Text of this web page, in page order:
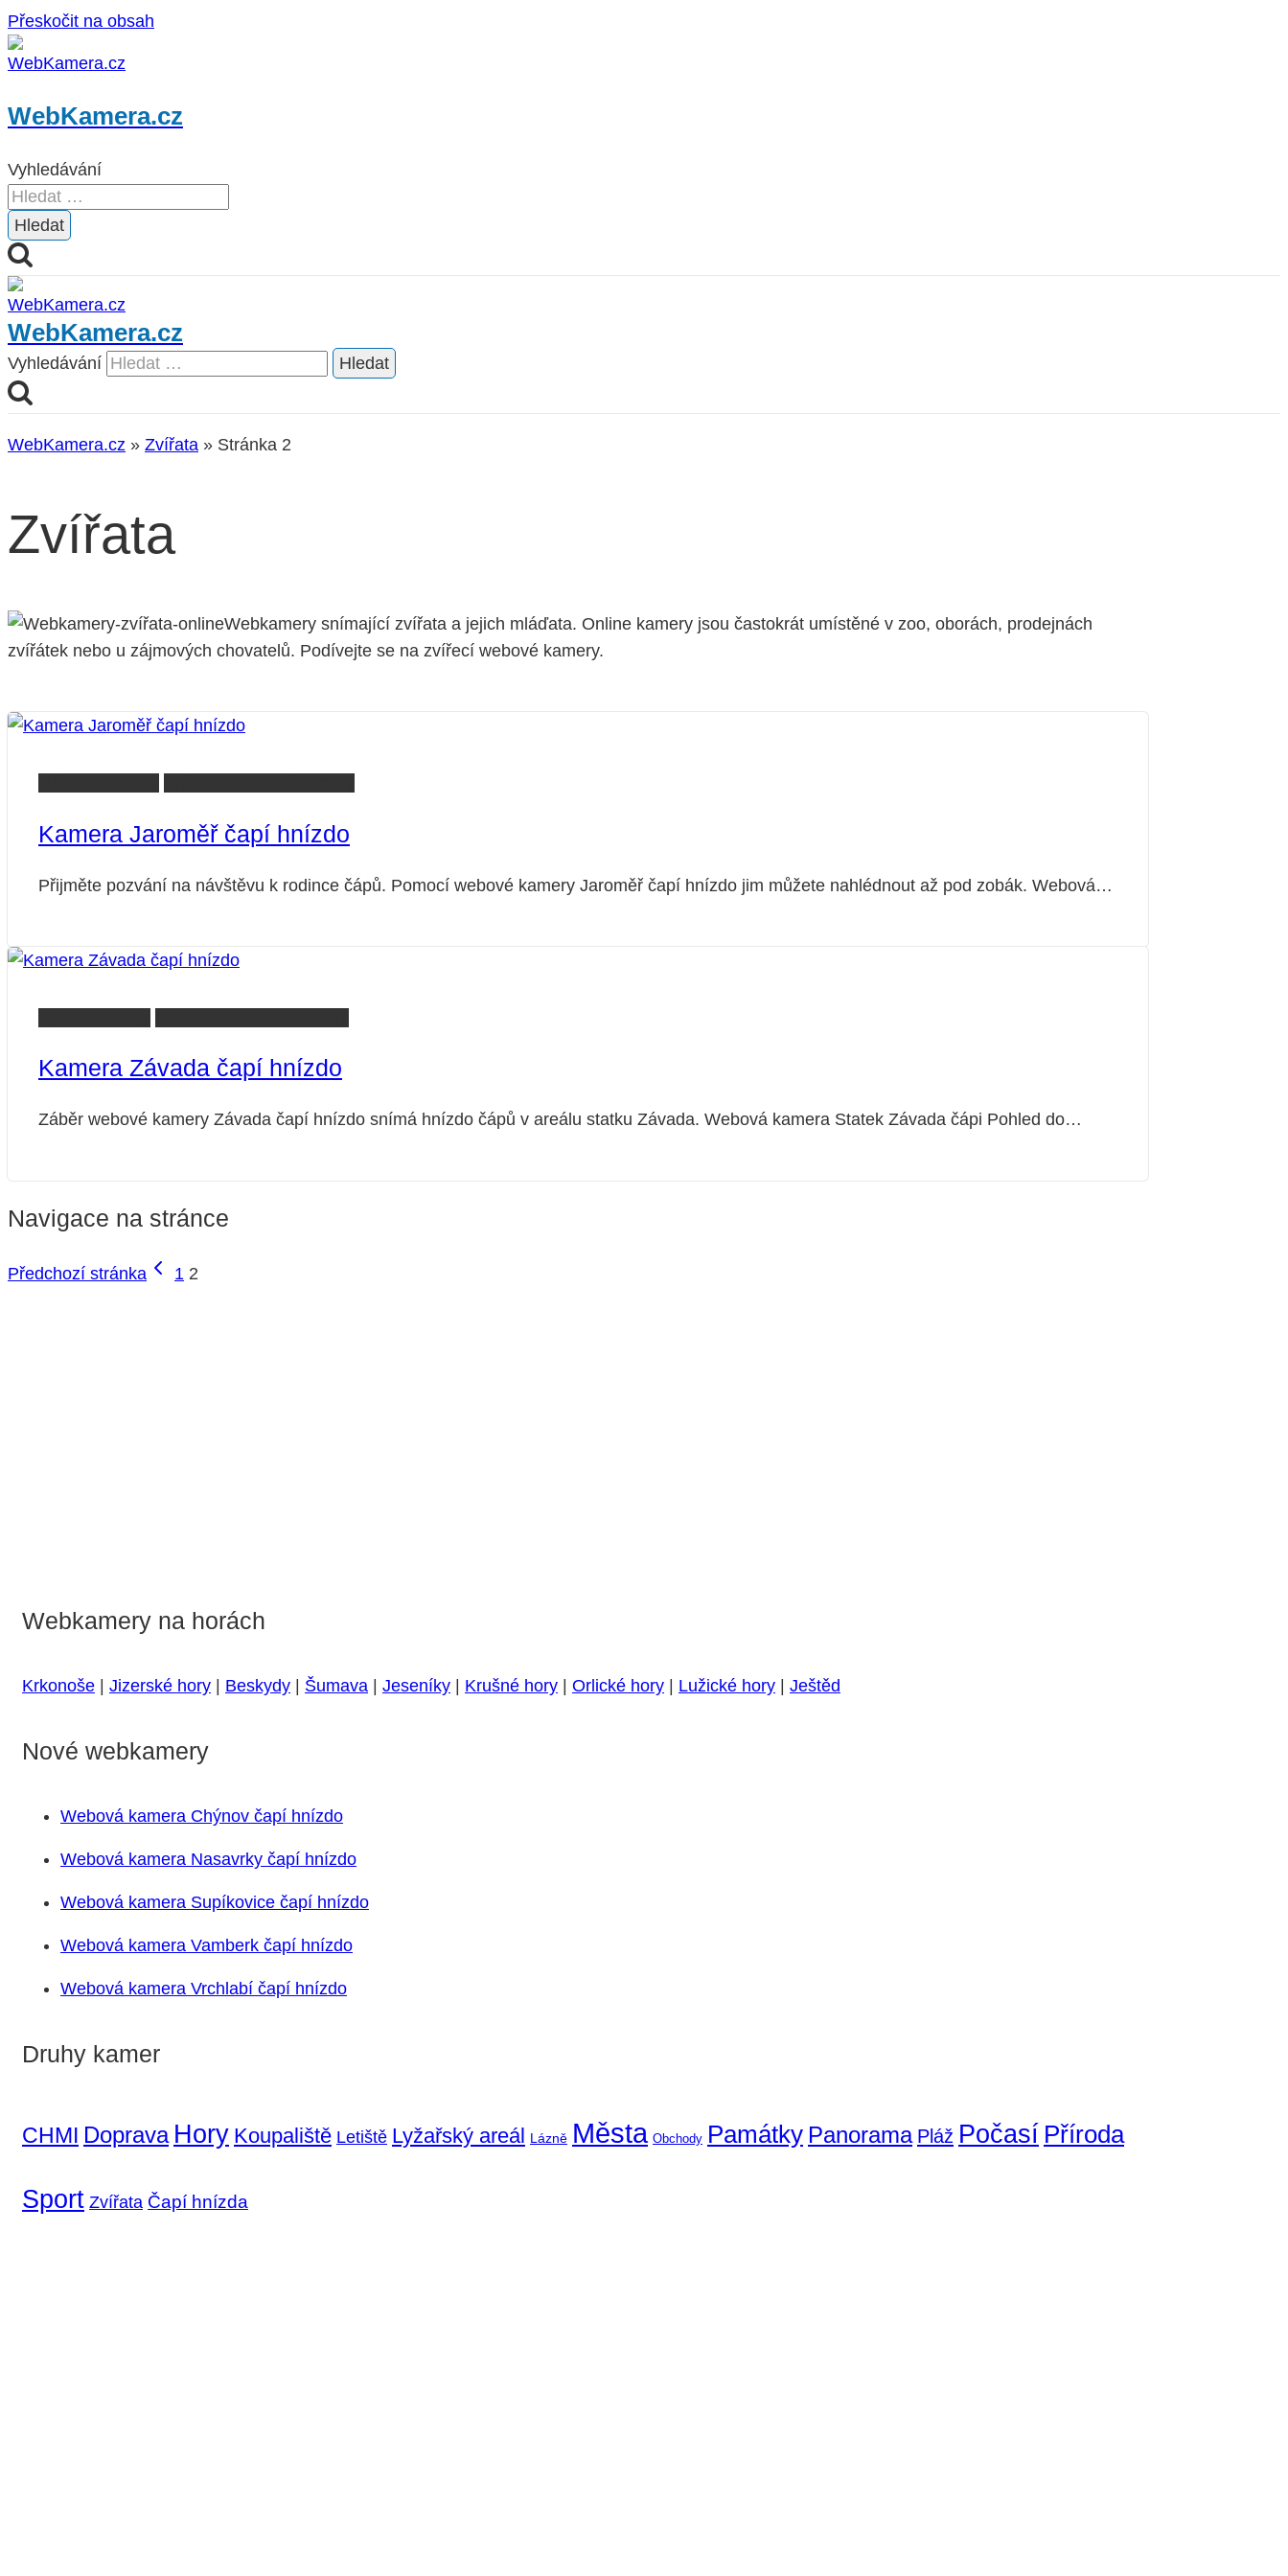
Přeskočit na obsah
WebKamera.cz
Vyhledávání
WebKamera.cz
Vyhledávání
WebKamera.cz » Zvířata » Stránka 2
Zvířata
Webkamery snímající zvířata a jejich mláďata. Online kamery jsou častokrát umístěné v zoo, oborách, prodejnách
zvířátek nebo u zájmových chovatelů. Podívejte se na zvířecí webové kamery.
Kamera Jaroměř čapí hnízdo
Přijměte pozvání na návštěvu k rodince čápů. Pomocí webové kamery Jaroměř čapí hnízdo jim můžete nahlédnout až pod zobák. Webová…
Kamera Závada čapí hnízdo
Záběr webové kamery Závada čapí hnízdo snímá hnízdo čápů v areálu statku Závada. Webová kamera Statek Závada čápi Pohled do…
Navigace na stránce
Předchozí stránka 1 2
Webkamery na horách
Krkonoše | Jizerské hory | Beskydy | Šumava | Jeseníky | Krušné hory | Orlické hory | Lužické hory | Ještěd
Nové webkamery
Webová kamera Chýnov čapí hnízdo
Webová kamera Nasavrky čapí hnízdo
Webová kamera Supíkovice čapí hnízdo
Webová kamera Vamberk čapí hnízdo
Webová kamera Vrchlabí čapí hnízdo
Druhy kamer
CHMI Doprava Hory Koupaliště Letiště Lyžařský areál Lázně Města Obchody Památky Panorama Pláž Počasí Příroda
Sport Zvířata Čapí hnízda